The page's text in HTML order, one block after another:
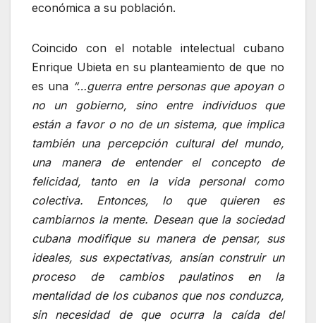
económica a su población.
Coincido con el notable intelectual cubano
Enrique Ubieta en su planteamiento de que no
es una “…guerra entre personas que apoyan o
no un gobierno, sino entre individuos que
están a favor o no de un sistema, que implica
también una percepción cultural del mundo,
una manera de entender el concepto de
felicidad, tanto en la vida personal como
colectiva. Entonces, lo que quieren es
cambiarnos la mente. Desean que la sociedad
cubana modifique su manera de pensar, sus
ideales, sus expectativas, ansían construir un
proceso de cambios paulatinos en la
mentalidad de los cubanos que nos conduzca,
sin necesidad de que ocurra la caída del